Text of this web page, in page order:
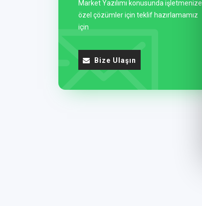
Market Yazılımı konusunda işletmenize
özel çözümler için teklif hazırlamamız
için
Bize Ulaşın